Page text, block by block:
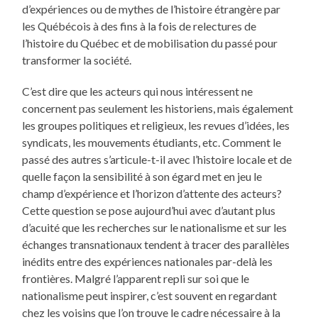
d’expériences ou de mythes de l’histoire étrangère par
les Québécois à des fins à la fois de relectures de
l’histoire du Québec et de mobilisation du passé pour
transformer la société.
C’est dire que les acteurs qui nous intéressent ne
concernent pas seulement les historiens, mais également
les groupes politiques et religieux, les revues d’idées, les
syndicats, les mouvements étudiants, etc. Comment le
passé des autres s’articule-t-il avec l’histoire locale et de
quelle façon la sensibilité à son égard met en jeu le
champ d’expérience et l’horizon d’attente des acteurs?
Cette question se pose aujourd’hui avec d’autant plus
d’acuité que les recherches sur le nationalisme et sur les
échanges transnationaux tendent à tracer des parallèles
inédits entre des expériences nationales par-delà les
frontières. Malgré l’apparent repli sur soi que le
nationalisme peut inspirer, c’est souvent en regardant
chez les voisins que l’on trouve le cadre nécessaire à la